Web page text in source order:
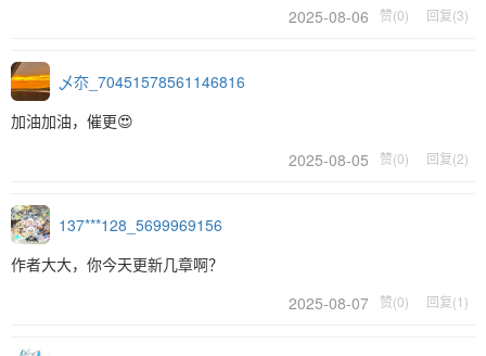
2025-08-06
赞(0) 回复(3)
乄夵_70451578561146816
加油加油，催更😍
2025-08-05
赞(0) 回复(2)
137***128_5699969156
作者大大，你今天更新几章啊？
2025-08-07
赞(0) 回复(1)